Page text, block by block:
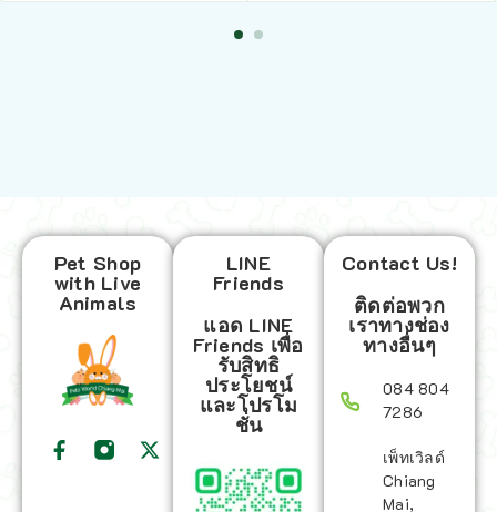
Pet Shop
with Live
Animals
LINE
Friends
แอด LINE
Friends เพื่อ
รับสิทธิ
ประโยชน์
และโปรโม
ชั่น
Contact Us!
ติดต่อพวก
เราทางช่อง
ทางอื่นๆ
084 804
7286
เพ็ทเวิลด์
Chiang
Mai,